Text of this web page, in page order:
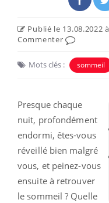
Publié le 13.08.2022
Commenter
Mots clés : sommeil
Presque chaque
nuit, profondément
endormi, êtes-vous
réveillé bien malgré
vous, et peinez-vous
ensuite à retrouver
le sommeil ? Quelle